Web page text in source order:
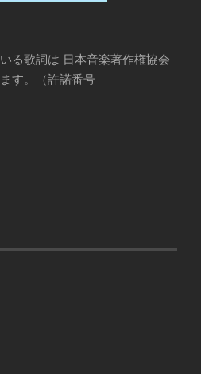
る歌詞は 日本音楽著作権協会
す。（許諾番号